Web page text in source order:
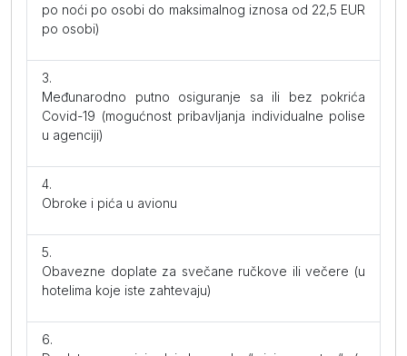
po noći po osobi do maksimalnog iznosa od 22,5 EUR
po osobi)
Međunarodno putno osiguranje sa ili bez pokrića
Covid-19 (mogućnost pribavljanja individualne polise
u agenciji)
Obroke i pića u avionu
Obavezne doplate za svečane ručkove ili večere (u
hotelima koje iste zahtevaju)